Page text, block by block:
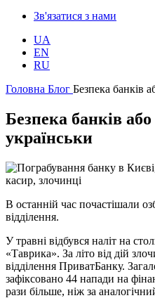
Зв'язатися з нами
UA
EN
RU
Головна Блог Безпека банків
Безпека банків
українськи
В останній час почастішали
відділення.
У травні відбувся наліт на
«Таврика». За літо від дій
відділення ПриватБанку.
зафіксовано 44 напади на
рази більше, ніж за